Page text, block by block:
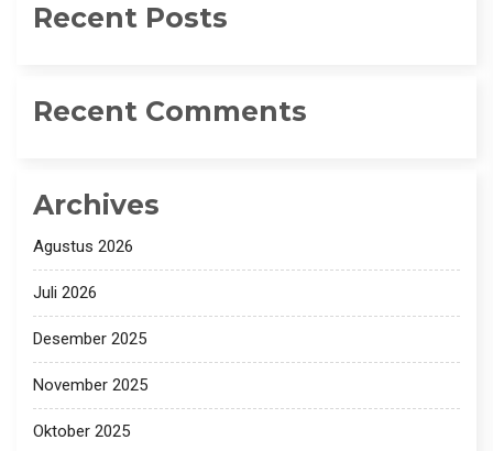
Recent Posts
Recent Comments
Archives
Agustus 2026
Juli 2026
Desember 2025
November 2025
Oktober 2025